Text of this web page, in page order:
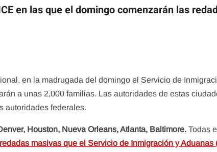
en las que el domingo comenzarán las
en la madrugada del domingo el Servicio de
a unas 2,000 familias. Las autoridades de estas
autoridades federales.
Houston, Nueva Orleans, Atlanta, Baltimore.Todas
masivas que el Servicio de Inmigración y